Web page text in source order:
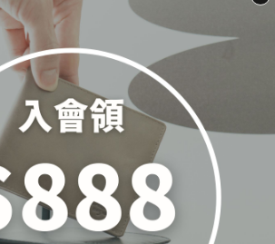
包-三色
簡約小V長夾手機兩用包-四
色(2229)
NT$3,800
加入購物車